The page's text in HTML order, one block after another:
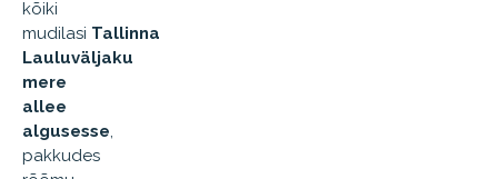
kõiki
mudilasi Tallinna
Lauluväljaku
mere
allee
algusesse,
pakkudes